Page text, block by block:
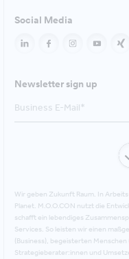
Social Media
Newsletter sign up
Wir geben Zukunft Raum. In
Planet. M.O.O.CON nutzt die
schafft ein lebendiges
Services. So leisten wir einen
(Business), begeisterten
Strategieberater:innen und